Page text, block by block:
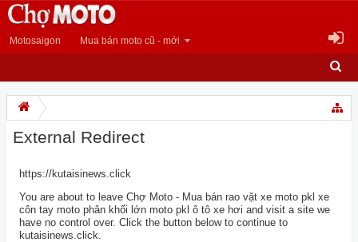
Motosaigon Mua bán moto cũ - mới
External Redirect
https://kutaisinews.click
You are about to leave Chợ Moto - Mua bán rao vặt xe moto pkl xe
côn tay moto phân khối lớn moto pkl ô tô xe hơi and visit a site we
have no control over. Click the button below to continue to
kutaisinews.click.